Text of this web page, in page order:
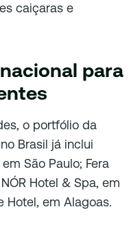
caiçaras e
para
o portfólio da
Brasil já inclui
São Paulo; Fera
Hotel & Spa, em
Hotel, em Alagoas.